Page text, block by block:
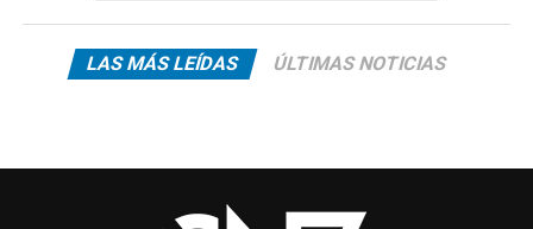
LAS MÁS LEÍDAS ÚLTIMAS NOTICIAS